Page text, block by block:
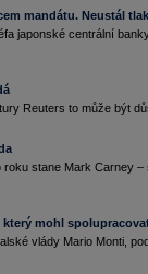
mandátu. Neustál
japonské centrální
Reuters to může být
stane Mark Carney
mohl
vlády Mario Monti,